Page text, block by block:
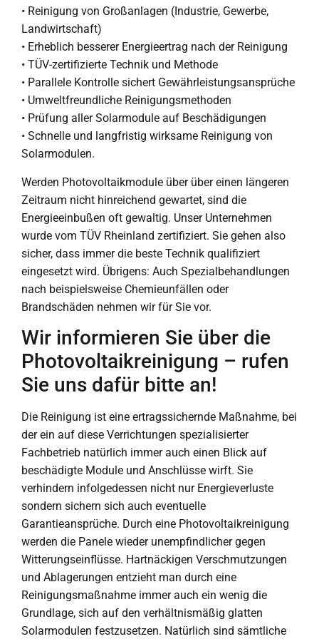
• Reinigung von Großanlagen (Industrie, Gewerbe,
Landwirtschaft)
• Erheblich besserer Energieertrag nach der Reinigung
• TÜV-zertifizierte Technik und Methode
• Parallele Kontrolle sichert Gewährleistungsansprüche
• Umweltfreundliche Reinigungsmethoden
• Prüfung aller Solarmodule auf Beschädigungen
• Schnelle und langfristig wirksame Reinigung von
Solarmodulen.
Werden Photovoltaikmodule über über einen längeren
Zeitraum nicht hinreichend gewartet, sind die
Energieeinbußen oft gewaltig. Unser Unternehmen
wurde vom TÜV Rheinland zertifiziert. Sie gehen also
sicher, dass immer die beste Technik qualifiziert
eingesetzt wird. Übrigens: Auch Spezialbehandlungen
nach beispielsweise Chemieunfällen oder
Brandschäden nehmen wir für Sie vor.
Wir informieren Sie über die
Photovoltaikreinigung – rufen
Sie uns dafür bitte an!
Die Reinigung ist eine ertragssichernde Maßnahme, bei
der ein auf diese Verrichtungen spezialisierter
Fachbetrieb natürlich immer auch einen Blick auf
beschädigte Module und Anschlüsse wirft. Sie
verhindern infolgedessen nicht nur Energieverluste
sondern sichern sich auch eventuelle
Garantieansprüche. Durch eine Photovoltaikreinigung
werden die Panele wieder unempfindlicher gegen
Witterungseinflüsse. Hartnäckigen Verschmutzungen
und Ablagerungen entzieht man durch eine
Reinigungsmaßnahme immer auch ein wenig die
Grundlage, sich auf den verhältnismäßig glatten
Solarmodulen festzusetzen. Natürlich sind sämtliche